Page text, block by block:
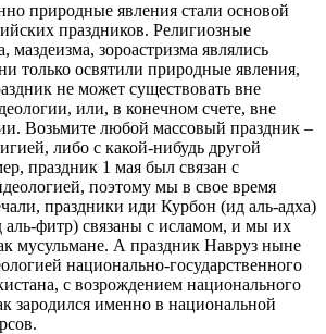
природные явления стали основой
праздников. Религиозные
маздеизма, зороастризма являлись
только освятили природные явления,
не может существовать вне
или, в конечном счете, вне
Возьмите любой массовый праздник –
либо с какой-нибудь другой
праздник 1 мая был связан с
поэтому мы в свое время
праздники иди Курбон (ид аль-адха)
фитр) связаны с исламом, и мы их
мусульмане. А праздник Навруз ныне
национально-государственного
c возрождением национального
зародился именно в национальной